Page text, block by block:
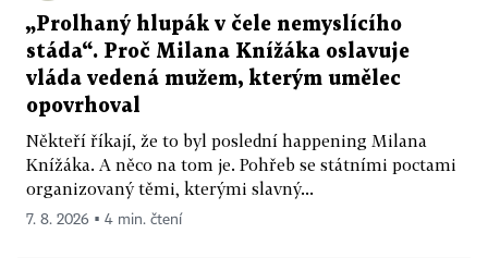
„Prolhaný hlupák v čele nemyslícího
stáda“. Proč Milana Knížáka oslavuje
vláda vedená mužem, kterým umělec
opovrhoval
Někteří říkají, že to byl poslední happening Milana
Knížáka. A něco na tom je. Pohřeb se státními poctami
organizovaný těmi, kterými slavný...
7. 8. 2026 ▪ 4 min. čtení